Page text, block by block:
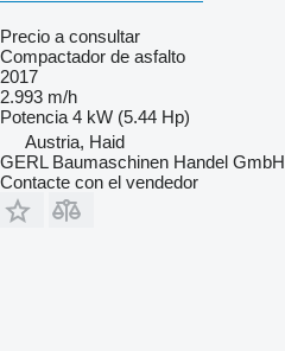
Precio a consultar
Compactador de asfalto
2017
2.993 m/h
Potencia 4 kW (5.44 Hp)
Austria, Haid
GERL Baumaschinen Handel GmbH
Contacte con el vendedor